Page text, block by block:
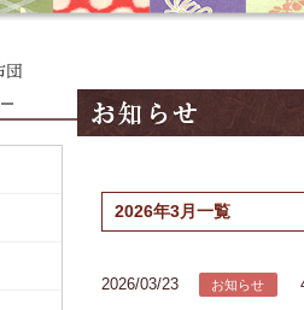
2026年3月一覧
2026/03/23 お知らせ